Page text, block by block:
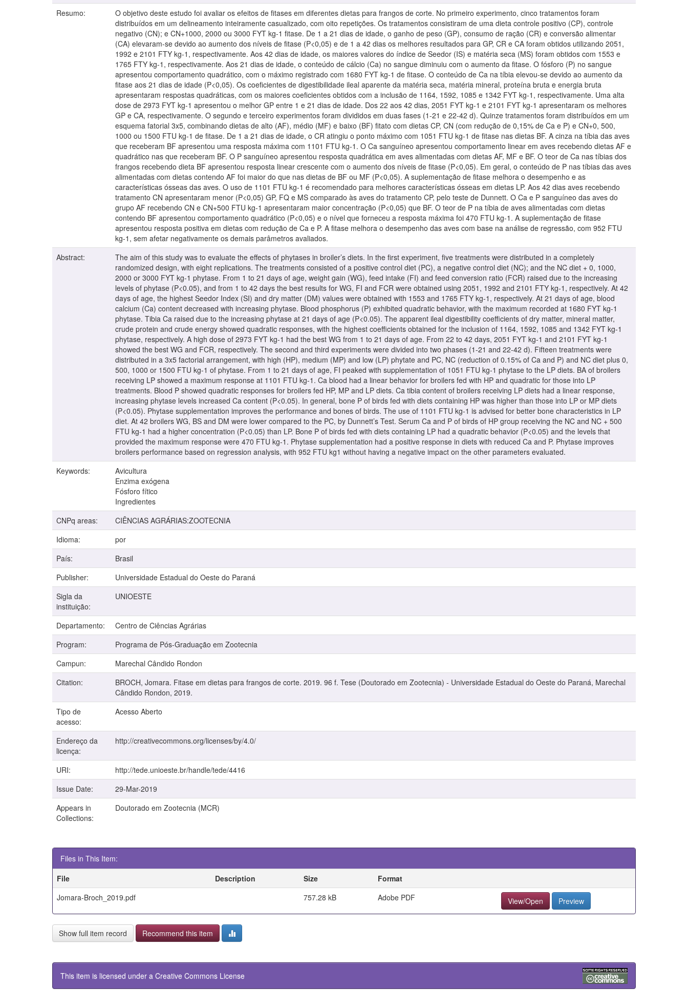
Resumo:
O objetivo deste estudo foi avaliar os efeitos de fitases em diferentes dietas para frangos de corte. No primeiro experimento, cinco tratamentos foram
distribuídos em um delineamento inteiramente casualizado, com oito repetições. Os tratamentos consistiram de uma dieta controle positivo (CP), controle
negativo (CN); e CN+1000, 2000 ou 3000 FYT kg-1 fitase. De 1 a 21 dias de idade, o ganho de peso (GP), consumo de ração (CR) e conversão alimentar
(CA) elevaram-se devido ao aumento dos níveis de fitase (P<0,05) e de 1 a 42 dias os melhores resultados para GP, CR e CA foram obtidos utilizando 2051,
1992 e 2101 FTY kg-1, respectivamente. Aos 42 dias de idade, os maiores valores do índice de Seedor (IS) e matéria seca (MS) foram obtidos com 1553 e
1765 FTY kg-1, respectivamente. Aos 21 dias de idade, o conteúdo de cálcio (Ca) no sangue diminuiu com o aumento da fitase. O fósforo (P) no sangue
apresentou comportamento quadrático, com o máximo registrado com 1680 FYT kg-1 de fitase. O conteúdo de Ca na tíbia elevou-se devido ao aumento da
fitase aos 21 dias de idade (P<0,05). Os coeficientes de digestibilidade ileal aparente da matéria seca, matéria mineral, proteína bruta e energia bruta
apresentaram respostas quadráticas, com os maiores coeficientes obtidos com a inclusão de 1164, 1592, 1085 e 1342 FYT kg-1, respectivamente. Uma alta
dose de 2973 FYT kg-1 apresentou o melhor GP entre 1 e 21 dias de idade. Dos 22 aos 42 dias, 2051 FYT kg-1 e 2101 FYT kg-1 apresentaram os melhores
GP e CA, respectivamente. O segundo e terceiro experimentos foram divididos em duas fases (1-21 e 22-42 d). Quinze tratamentos foram distribuídos em um
esquema fatorial 3x5, combinando dietas de alto (AF), médio (MF) e baixo (BF) fitato com dietas CP, CN (com redução de 0,15% de Ca e P) e CN+0, 500,
1000 ou 1500 FTU kg-1 de fitase. De 1 a 21 dias de idade, o CR atingiu o ponto máximo com 1051 FTU kg-1 de fitase nas dietas BF. A cinza na tíbia das aves
que receberam BF apresentou uma resposta máxima com 1101 FTU kg-1. O Ca sanguíneo apresentou comportamento linear em aves recebendo dietas AF e
quadrático nas que receberam BF. O P sanguíneo apresentou resposta quadrática em aves alimentadas com dietas AF, MF e BF. O teor de Ca nas tíbias dos
frangos recebendo dieta BF apresentou resposta linear crescente com o aumento dos níveis de fitase (P<0,05). Em geral, o conteúdo de P nas tíbias das aves
alimentadas com dietas contendo AF foi maior do que nas dietas de BF ou MF (P<0,05). A suplementação de fitase melhora o desempenho e as
características ósseas das aves. O uso de 1101 FTU kg-1 é recomendado para melhores características ósseas em dietas LP. Aos 42 dias aves recebendo
tratamento CN apresentaram menor (P<0,05) GP, FQ e MS comparado às aves do tratamento CP, pelo teste de Dunnett. O Ca e P sanguíneo das aves do
grupo AF recebendo CN e CN+500 FTU kg-1 apresentaram maior concentração (P<0,05) que BF. O teor de P na tíbia de aves alimentadas com dietas
contendo BF apresentou comportamento quadrático (P<0,05) e o nível que forneceu a resposta máxima foi 470 FTU kg-1. A suplementação de fitase
apresentou resposta positiva em dietas com redução de Ca e P. A fitase melhora o desempenho das aves com base na análise de regressão, com 952 FTU
kg-1, sem afetar negativamente os demais parâmetros avaliados.
Abstract:
The aim of this study was to evaluate the effects of phytases in broiler’s diets. In the first experiment, five treatments were distributed in a completely
randomized design, with eight replications. The treatments consisted of a positive control diet (PC), a negative control diet (NC); and the NC diet + 0, 1000,
2000 or 3000 FYT kg-1 phytase. From 1 to 21 days of age, weight gain (WG), feed intake (FI) and feed conversion ratio (FCR) raised due to the increasing
levels of phytase (P<0.05), and from 1 to 42 days the best results for WG, FI and FCR were obtained using 2051, 1992 and 2101 FTY kg-1, respectively. At 42
days of age, the highest Seedor Index (SI) and dry matter (DM) values were obtained with 1553 and 1765 FTY kg-1, respectively. At 21 days of age, blood
calcium (Ca) content decreased with increasing phytase. Blood phosphorus (P) exhibited quadratic behavior, with the maximum recorded at 1680 FYT kg-1
phytase. Tibia Ca raised due to the increasing phytase at 21 days of age (P<0.05). The apparent ileal digestibility coefficients of dry matter, mineral matter,
crude protein and crude energy showed quadratic responses, with the highest coefficients obtained for the inclusion of 1164, 1592, 1085 and 1342 FYT kg-1
phytase, respectively. A high dose of 2973 FYT kg-1 had the best WG from 1 to 21 days of age. From 22 to 42 days, 2051 FYT kg-1 and 2101 FYT kg-1
showed the best WG and FCR, respectively. The second and third experiments were divided into two phases (1-21 and 22-42 d). Fifteen treatments were
distributed in a 3x5 factorial arrangement, with high (HP), medium (MP) and low (LP) phytate and PC, NC (reduction of 0.15% of Ca and P) and NC diet plus 0,
500, 1000 or 1500 FTU kg-1 of phytase. From 1 to 21 days of age, FI peaked with supplementation of 1051 FTU kg-1 phytase to the LP diets. BA of broilers
receiving LP showed a maximum response at 1101 FTU kg-1. Ca blood had a linear behavior for broilers fed with HP and quadratic for those into LP
treatments. Blood P showed quadratic responses for broilers fed HP, MP and LP diets. Ca tibia content of broilers receiving LP diets had a linear response,
increasing phytase levels increased Ca content (P<0.05). In general, bone P of birds fed with diets containing HP was higher than those into LP or MP diets
(P<0.05). Phytase supplementation improves the performance and bones of birds. The use of 1101 FTU kg-1 is advised for better bone characteristics in LP
diet. At 42 broilers WG, BS and DM were lower compared to the PC, by Dunnett’s Test. Serum Ca and P of birds of HP group receiving the NC and NC + 500
FTU kg-1 had a higher concentration (P<0.05) than LP. Bone P of birds fed with diets containing LP had a quadratic behavior (P<0.05) and the levels that
provided the maximum response were 470 FTU kg-1. Phytase supplementation had a positive response in diets with reduced Ca and P. Phytase improves
broilers performance based on regression analysis, with 952 FTU kg1 without having a negative impact on the other parameters evaluated.
Keywords:
Avicultura
Enzima exógena
Fósforo fítico
Ingredientes
CNPq areas:
CIÊNCIAS AGRÁRIAS:ZOOTECNIA
Idioma:
por
País:
Brasil
Publisher:
Universidade Estadual do Oeste do Paraná
Sigla da
instituição:
UNIOESTE
Departamento:
Centro de Ciências Agrárias
Program:
Programa de Pós-Graduação em Zootecnia
Campun:
Marechal Cândido Rondon
Citation:
BROCH, Jomara. Fitase em dietas para frangos de corte. 2019. 96 f. Tese (Doutorado em Zootecnia) - Universidade Estadual do Oeste do Paraná, Marechal
Cândido Rondon, 2019.
Tipo de
acesso:
Acesso Aberto
Endereço da
licença:
http://creativecommons.org/licenses/by/4.0/
URI:
http://tede.unioeste.br/handle/tede/4416
Issue Date:
29-Mar-2019
Appears in
Collections:
Doutorado em Zootecnia (MCR)
Files in This Item:
File
Description Size
Format
Jomara-Broch_2019.pdf
757.28 kB Adobe PDF View/Open Preview
Show full item record Recommend this item
This item is licensed under a Creative Commons License